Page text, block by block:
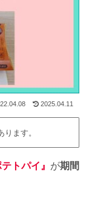
2025.04.11
ます。
トパイ』 が期間